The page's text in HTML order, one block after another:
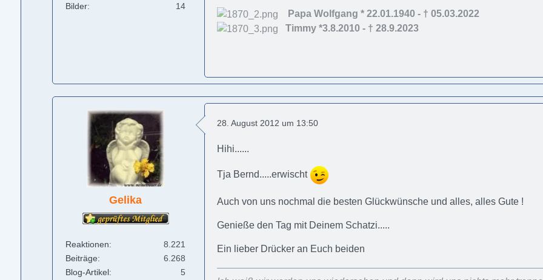
Bilder
14
Papa Wolfgang * 22.01.1940 - † 05.03.2022
Timmy *3.8.2010 - † 28.9.2023
Gelika
Reaktionen
8.221
Beiträge
6.268
Blog-Artikel
5
28. August 2012 um 13:50
Hihi......
Tja Bernd.....erwischt
Auch von uns nochmal die besten Glückwünsche und alles, alles Gute !
Genieße den Tag mit Deinem Schatzi.....
Ein lieber Drücker an Euch beiden